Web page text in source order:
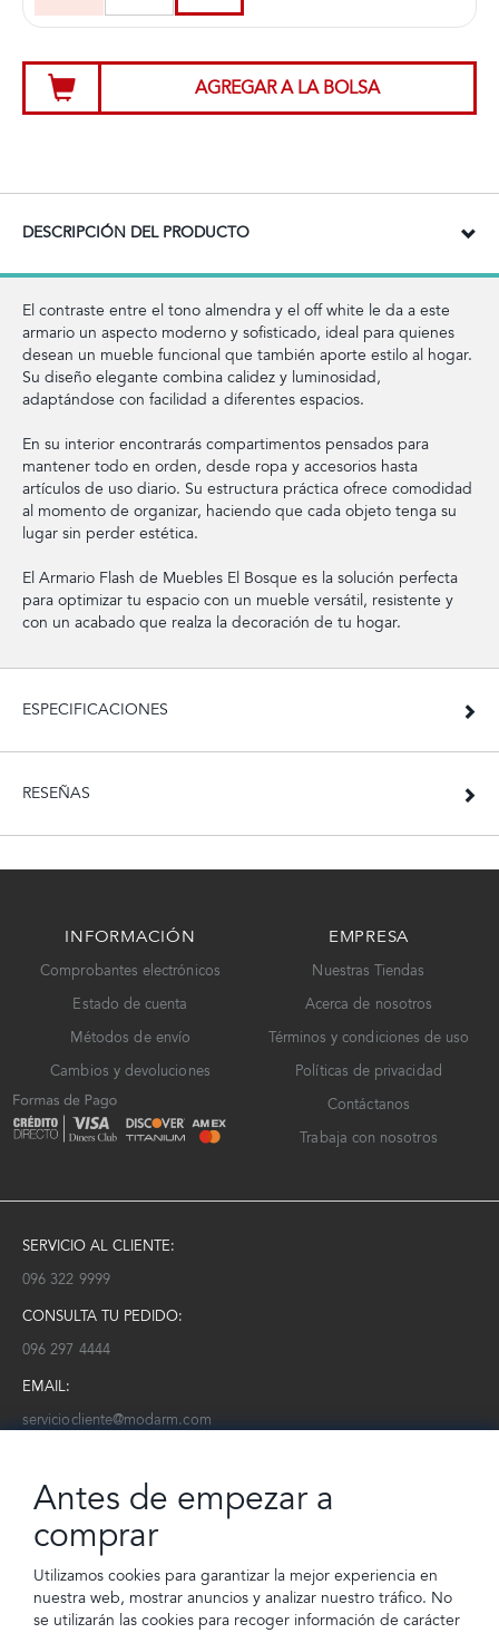
AGREGAR A LA BOLSA
DESCRIPCIÓN DEL PRODUCTO
El contraste entre el tono almendra y el off white le da a este
armario un aspecto moderno y sofisticado, ideal para quienes
desean un mueble funcional que también aporte estilo al hogar.
Su diseño elegante combina calidez y luminosidad,
adaptándose con facilidad a diferentes espacios.
En su interior encontrarás compartimentos pensados para
mantener todo en orden, desde ropa y accesorios hasta
artículos de uso diario. Su estructura práctica ofrece comodidad
al momento de organizar, haciendo que cada objeto tenga su
lugar sin perder estética.
El Armario Flash de Muebles El Bosque es la solución perfecta
para optimizar tu espacio con un mueble versátil, resistente y
con un acabado que realza la decoración de tu hogar.
ESPECIFICACIONES
RESEÑAS
INFORMACIÓN
Comprobantes electrónicos
Estado de cuenta
Métodos de envío
Cambios y devoluciones
EMPRESA
Nuestras Tiendas
Acerca de nosotros
Términos y condiciones de uso
Políticas de privacidad
Contáctanos
Trabaja con nosotros
SERVICIO AL CLIENTE:
096 322 9999
CONSULTA TU PEDIDO:
096 297 4444
EMAIL:
serviciocliente@modarm.com
Conoce toda la información sobre últimas colecciones, eventos y
Subscríbete a nuestro newsletter
SUSCRIBIRSE
Antes de empezar a
comprar
Utilizamos cookies para garantizar la mejor experiencia en
nuestra web, mostrar anuncios y analizar nuestro tráfico. No
se utilizarán las cookies para recoger información de carácter